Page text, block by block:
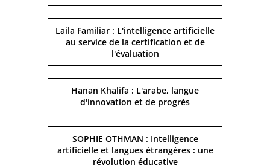
Laila Familiar : L'intelligence artificielle
au service de la certification et de
l'évaluation
Hanan Khalifa : L'arabe, langue
d'innovation et de progrès
SOPHIE OTHMAN : Intelligence
artificielle et langues étrangères : une
révolution éducative